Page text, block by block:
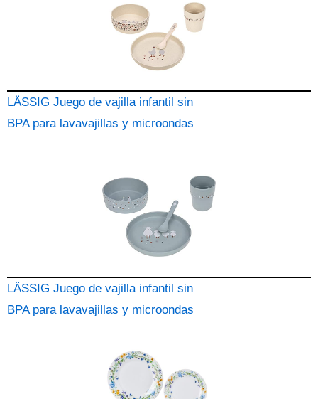
LÄSSIG Juego de vajilla infantil sin
BPA para lavavajillas y microondas
LÄSSIG Juego de vajilla infantil sin
BPA para lavavajillas y microondas